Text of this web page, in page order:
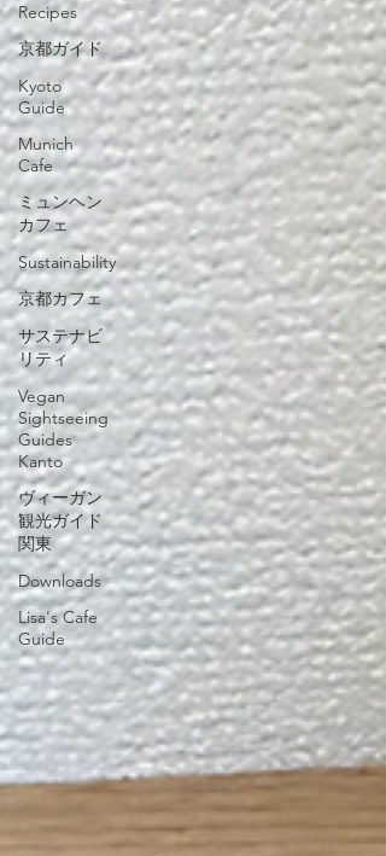
Recipes
京都ガイド
Kyoto
Guide
Munich
Cafe
ミュンヘン
カフェ
Sustainability
京都カフェ
サステナビ
リティ
Vegan
Sightseeing
Guides
Kanto
ヴィーガン
観光ガイド
関東
Downloads
Lisa's Cafe
Guide